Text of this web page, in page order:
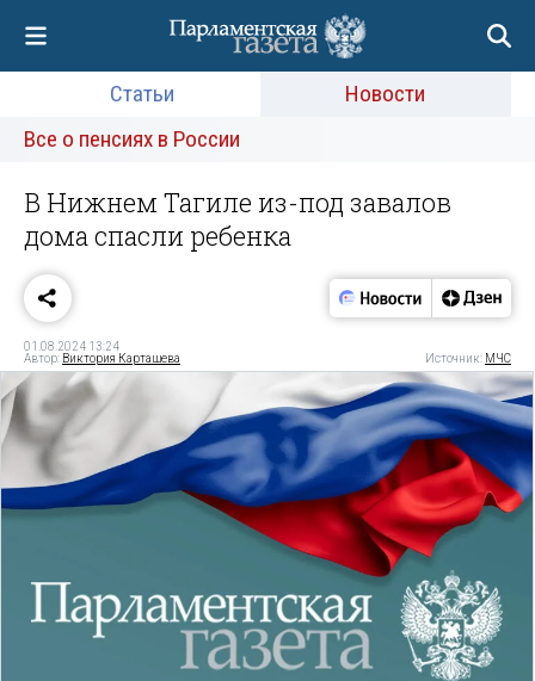
Статьи
Новости
Все о пенсиях в России
В Нижнем Тагиле из-под завалов
дома спасли ребенка
01.08.2024 13:24
Автор: Виктория Карташева Источник: МЧС